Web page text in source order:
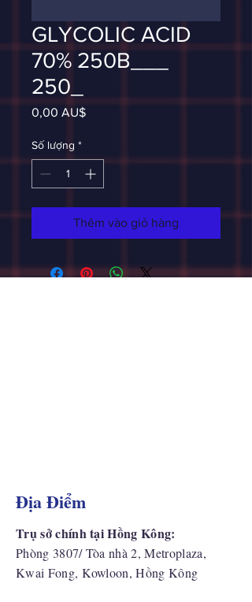
GLYCOLIC ACID
70% 250B___
250_
0,00 AU$Giá
Số lượng *
Thêm vào giỏ hàng
Địa Điểm
Trụ sở chính tại Hồng Kông:
Phòng 3807/ Tòa nhà 2, Metroplaza,
Kwai Fong, Kowloon, Hồng Kông